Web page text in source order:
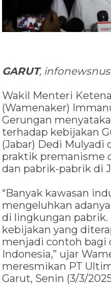
GARUT,
Wakil Menteri
(Wamenaker)
Gerungan
terhadap kebijakan
(Jabar) Dedi Mulyadi
praktik premanisme
dan pabrik-pabrik di
“Banyak kawasan
mengeluhkan
di lingkungan pabrik.
kebijakan yang
menjadi contoh bagi
Indonesia,” ujar
meresmikan PT
Garut, Senin (3/3/